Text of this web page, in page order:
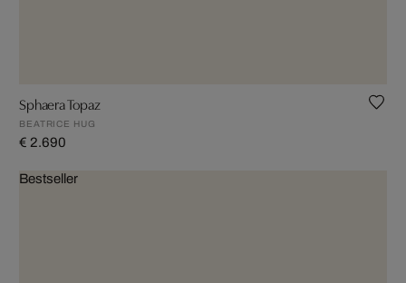
Sphaera Topaz
BEATRICE HUG
€ 2.690
Bestseller